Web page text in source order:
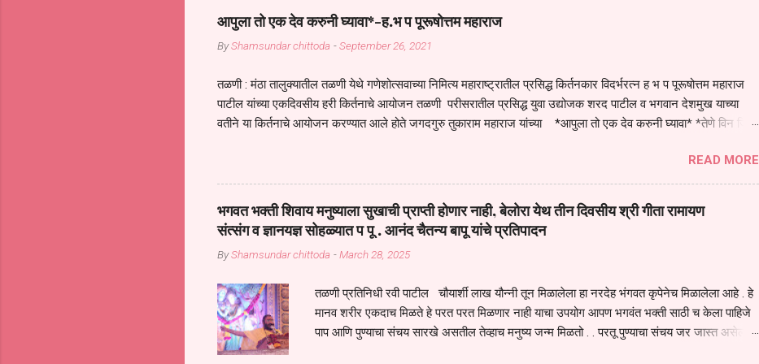
आपुला तो एक देव करुनी घ्यावा*-ह.भ प पूरूषोत्तम महाराज
ByShamsundar chittoda -September 26, 2021
तळणी : मंठा तालुक्यातील तळणी येथे गणेशोत्सवाच्या निमित्य महाराष्ट्रातील प्रसिद्ध किर्तनकार विदर्भरत्न ह भ प पूरूषोत्तम महाराज
पाटील यांच्या एकदिवसीय हरी किर्तनाचे आयोजन तळणी परीसरातील प्रसिद्ध युवा उद्योजक शरद पाटील व भगवान देशमुख याच्या
वतीने या किर्तनाचे आयोजन करण्यात आले होते जगदगुरु तुकाराम महाराज यांच्या *आपुला तो एक देव करुनी घ्यावा* *तेणे विन जिवा
जातीच्या परीक्षेचा काळ आहे धर्ममंडपात बसलेली लोक ही खरच भाग्यवान आहेत कोरोना सारख्या महामारीत आपंण जिवंत आहोत या
महामारीतून जर आपल्याला वाचायचे असेल तर धार्मीक विचाराचा आधार आपल्याला घ्यावाच लागेल महामारीच्या काळात वारकरी
सप्रदायच खूप मोठा आधार आहे सध्य स्थितीत मानव जातीची मानसीक अवस्था सक्षम असणे गरजेचे आहे कोरोना ने मानवी जीवनातील
गरजा कीती कमी आहेत यांची जाणीव आपल्या सगळ्याना करून दीली आहे मनुष्याच्या आयुष्यातील नामसाधना ही त्याच्यासाठी खूप मोठा
आधार असते परतू आज काल तीच साधना करण्याचा आळस आ...
READ MORE
भगवत भक्ती शिवाय मनुष्याला सुखाची प्राप्ती होणार नाही, बेलोरा येथ तीन दिवसीय श्री गीता रामायण
संत्संग व ज्ञानयज्ञ सोहळ्यात प पू . आनंद चैतन्य बापू यांचे प्रतिपादन
ByShamsundar chittoda -March 28, 2025
तळणी प्रतिनिधी रवी पाटील चौयार्शी लाख यौन्नी तून मिळालेला हा नरदेह भंगवत कृपेनेच मिळालेला आहे . हे
मानव शरीर एकदाच मिळते हे परत परत मिळणार नाही याचा उपयोग आपण भगवंत भक्ती साठी च केला पाहिजे
पाप आणि पुण्याचा संचय सारखे असतील तेव्हाच मनुष्य जन्म मिळतो . . परतू पुण्याचा संचय जर जास्त असेल